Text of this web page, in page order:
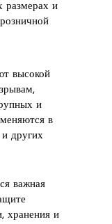
размерах и
высокой
и
в
и других
важная
хранения и